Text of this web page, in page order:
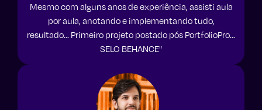
Mesmo com alguns anos de experiência, assisti aula
por aula, anotando e implementando tudo,
resultado... Primeiro projeto postado pós PortfolioPro...
SELO BEHANCE"